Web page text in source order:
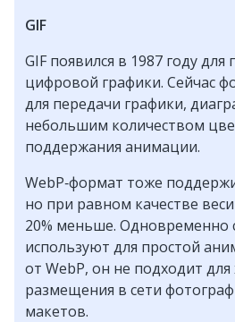
GIF
GIF появился в 1987 году
цифровой графики. Сейчас
для передачи графики,
небольшим количеством
поддержания анимации.
WebP‑формат тоже
но при равном качестве
20% меньше. Одновременно
используют для простой
от WebP, он не подходит для
размещения в сети
макетов.